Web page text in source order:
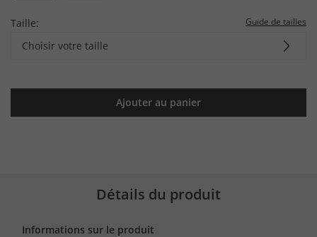
Taille: Guide de tailles
Choisir votre taille
Ajouter au panier
Détails du produit
Informations sur le produit